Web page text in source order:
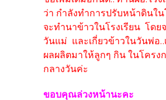
ว่า กำลังทำการปรับหน้าดินใน
จะทำนาข้าวในโรงเรียน โดย
วันแม่ และเกี่ยวข้าวในวันพ่อ..
ผลผลิตมาให้ลูกๆ กิน ในโครง
กลางวันค่ะ
ขอบคุณล่วงหน้านะคะ